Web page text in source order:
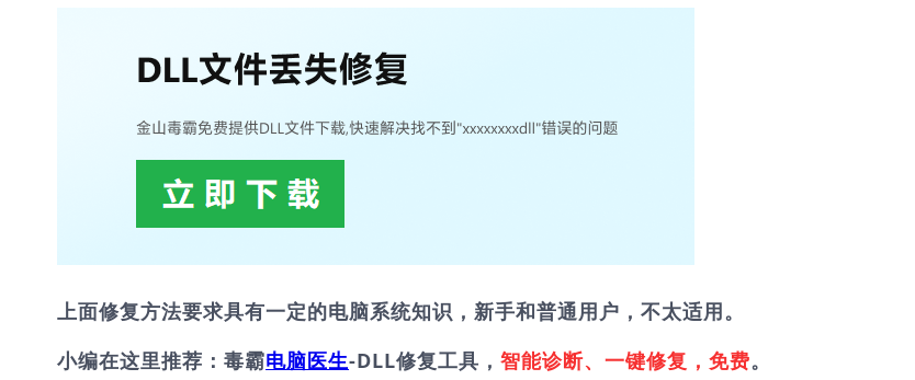
上面修复方法要求具有一定的电脑系统知识，新手和普通用户，不太适用。
小编在这里推荐：毒霸电脑医生-DLL修复工具， 智能诊断、一键修复，免费。